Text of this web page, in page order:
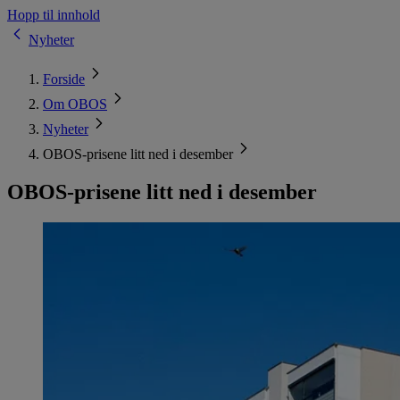
Hopp til innhold
Nyheter
Forside
Om OBOS
Nyheter
OBOS-prisene litt ned i desember
OBOS-prisene litt ned i desember